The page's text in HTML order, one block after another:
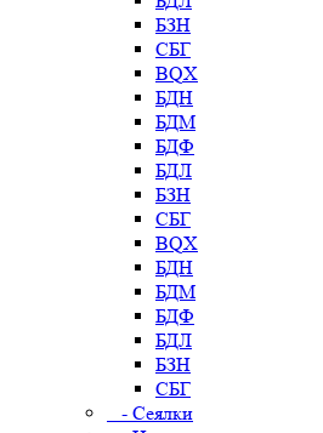
БЗН
СБГ
BQX
БДН
БДМ
БДФ
БДЛ
БЗН
СБГ
BQX
БДН
БДМ
БДФ
БДЛ
БЗН
СБГ
- Сеялки